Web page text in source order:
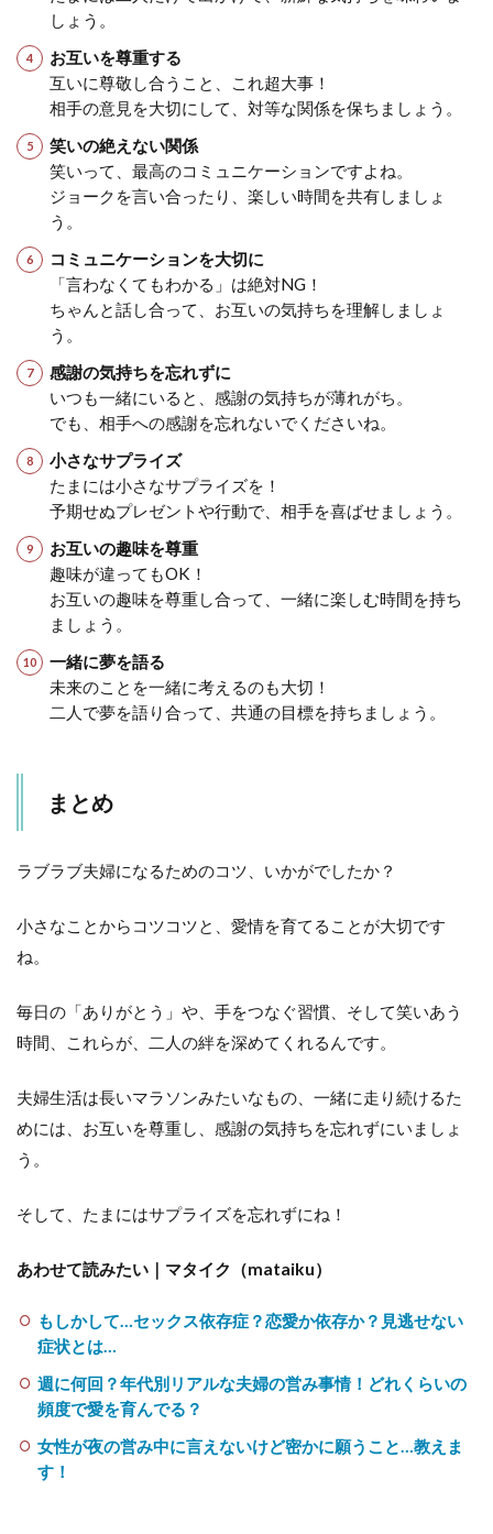
しょう。
お互いを尊重する
互いに尊敬し合うこと、これ超大事！
相手の意見を大切にして、対等な関係を保ちましょう。
笑いの絶えない関係
笑いって、最高のコミュニケーションですよね。
ジョークを言い合ったり、楽しい時間を共有しましょ
う。
コミュニケーションを大切に
「言わなくてもわかる」は絶対NG！
ちゃんと話し合って、お互いの気持ちを理解しましょ
う。
感謝の気持ちを忘れずに
いつも一緒にいると、感謝の気持ちが薄れがち。
でも、相手への感謝を忘れないでくださいね。
小さなサプライズ
たまには小さなサプライズを！
予期せぬプレゼントや行動で、相手を喜ばせましょう。
お互いの趣味を尊重
趣味が違ってもOK！
お互いの趣味を尊重し合って、一緒に楽しむ時間を持ち
ましょう。
一緒に夢を語る
未来のことを一緒に考えるのも大切！
二人で夢を語り合って、共通の目標を持ちましょう。
まとめ
ラブラブ夫婦になるためのコツ、いかがでしたか？
小さなことからコツコツと、愛情を育てることが大切です
ね。
毎日の「ありがとう」や、手をつなぐ習慣、そして笑いあう
時間、これらが、二人の絆を深めてくれるんです。
夫婦生活は長いマラソンみたいなもの、一緒に走り続けるた
めには、お互いを尊重し、感謝の気持ちを忘れずにいましょ
う。
そして、たまにはサプライズを忘れずにね！
あわせて読みたい｜マタイク（mataiku）
もしかして…セックス依存症？恋愛か依存か？見逃せない
症状とは…
週に何回？年代別リアルな夫婦の営み事情！どれくらいの
頻度で愛を育んでる？
女性が夜の営み中に言えないけど密かに願うこと…教えま
す！